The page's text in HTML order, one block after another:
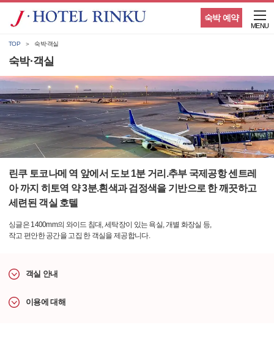
숙박 예약
MENU
TOP 숙박·객실
숙박·객실
린쿠 토코나메 역 앞에서 도보 1분 거리.추부 국제공항 센트레
아 까지 히토역 약 3분.흰색과 검정색을 기반으로 한 깨끗하고
세련된 객실 호텔
싱글은 1400mm의 와이드 침대, 세탁장이 있는 욕실, 개별 화장실 등,
작고 편안한 공간을 고집 한 객실을 제공합니다.
객실 안내
이용에 대해